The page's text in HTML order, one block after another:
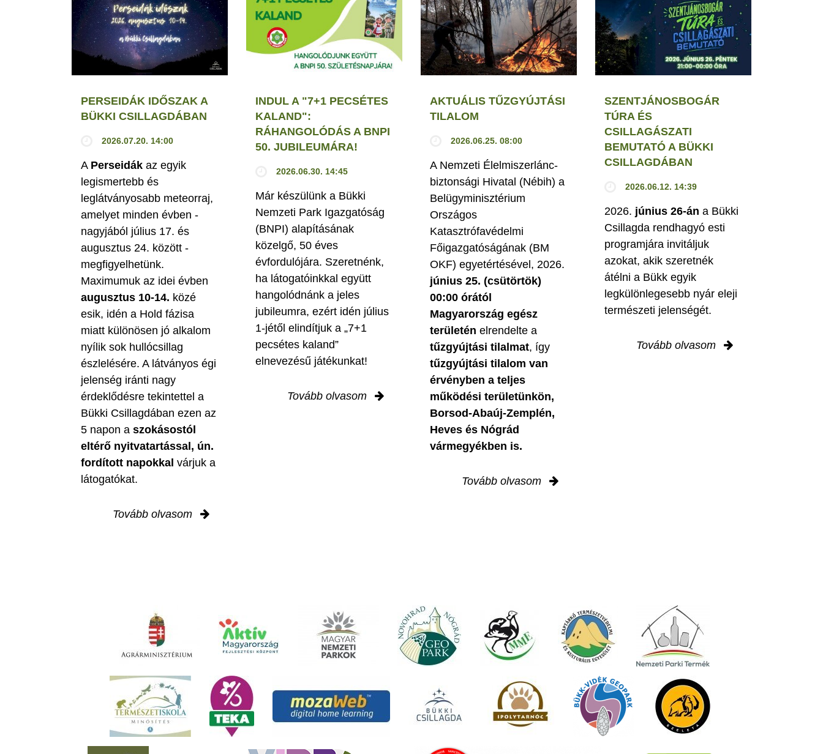
PERSEIDÁK IDŐSZAK A
BÜKKI CSILLAGDÁBAN
2026.07.20. 14:00
A Perseidák az egyik
legismertebb és
leglátványosabb meteorraj,
amelyet minden évben -
nagyjából július 17. és
augusztus 24. között -
megfigyelhetünk.
Maximumuk az idei évben
augusztus 10-14. közé
esik, idén a Hold fázisa
miatt különösen jó alkalom
nyílik sok hullócsillag
észlelésére. A látványos égi
jelenség iránti nagy
érdeklődésre tekintettel a
Bükki Csillagdában ezen az
5 napon a szokásostól
eltérő nyitvatartással, ún.
fordított napokkal várjuk a
látogatókat.
Tovább olvasom
INDUL A "7+1 PECSÉTES
KALAND":
RÁHANGOLÓDÁS A BNPI
50. JUBILEUMÁRA!
2026.06.30. 14:45
Már készülünk a Bükki
Nemzeti Park Igazgatóság
(BNPI) alapításának
közelgő, 50 éves
évfordulójára. Szeretnénk,
ha látogatóinkkal együtt
hangolódnánk a jeles
jubileumra, ezért idén július
1-jétől elindítjuk a „7+1
pecsétes kaland”
elnevezésű játékunkat!
Tovább olvasom
AKTUÁLIS TŰZGYÚJTÁSI
TILALOM
2026.06.25. 08:00
A Nemzeti Élelmiszerlánc-
biztonsági Hivatal (Nébih) a
Belügyminisztérium
Országos
Katasztrófavédelmi
Főigazgatóságának (BM
OKF) egyetértésével, 2026.
június 25. (csütörtök)
00:00 órától
Magyarország egész
területén elrendelte a
tűzgyújtási tilalmat, így
tűzgyújtási tilalom van
érvényben a teljes
működési területünkön,
Borsod-Abaúj-Zemplén,
Heves és Nógrád
vármegyékben is.
Tovább olvasom
SZENTJÁNOSBOGÁR
TÚRA ÉS
CSILLAGÁSZATI
BEMUTATÓ A BÜKKI
CSILLAGDÁBAN
2026.06.12. 14:39
2026. június 26-án a Bükki
Csillagda rendhagyó esti
programjára invitáljuk
azokat, akik szeretnék
átélni a Bükk egyik
legkülönlegesebb nyár eleji
természeti jelenségét.
Tovább olvasom